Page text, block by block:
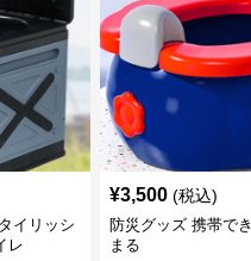
イリッシ
レ
¥3,500 (税込)
防災グッズ 携帯で
まる